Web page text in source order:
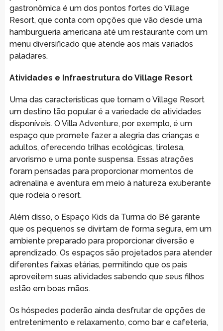
gastronômica é um dos pontos fortes do Village
Resort, que conta com opções que vão desde uma
hamburgueria americana até um restaurante com um
menu diversificado que atende aos mais variados
paladares.
Atividades e Infraestrutura do Village Resort
Uma das características que tornam o Village Resort
um destino tão popular é a variedade de atividades
disponíveis. O Villa Adventure, por exemplo, é um
espaço que promete fazer a alegria das crianças e
adultos, oferecendo trilhas ecológicas, tirolesa,
arvorismo e uma ponte suspensa. Essas atrações
foram pensadas para proporcionar momentos de
adrenalina e aventura em meio à natureza exuberante
que rodeia o resort.
Além disso, o Espaço Kids da Turma do Bê garante
que os pequenos se divirtam de forma segura, em um
ambiente preparado para proporcionar diversão e
aprendizado. Os espaços são projetados para atender
diferentes faixas etárias, permitindo que os pais
aproveitem suas atividades sabendo que seus filhos
estão em boas mãos.
Os hóspedes poderão ainda desfrutar de opções de
entretenimento e relaxamento, como bar e cafeteria,